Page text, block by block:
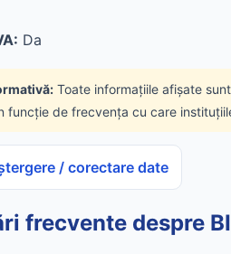
Da
Toate informațiile afișate
funcție de frecvența cu care
/ corectare date
frecvente despre